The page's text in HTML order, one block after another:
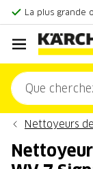
La plus grande
Centre officiel
Score client:
Nettoyeurs